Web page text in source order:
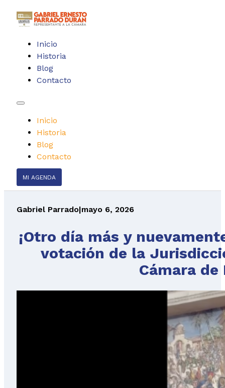
Inicio
Historia
Blog
Contacto
Inicio
Historia
Blog
Contacto
MI AGENDA
Gabriel Parrado|mayo 6, 2026
¡Otro día más y
votación de la
Cámara